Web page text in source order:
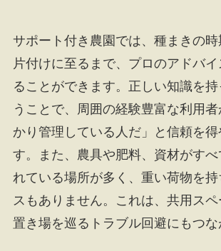
サポート付き農園では、種まきの時
片付けに至るまで、プロのアドバ
ることができます。正しい知識を
うことで、周囲の経験豊富な利用
かり管理している人だ」と信頼を得
す。また、農具や肥料、資材がすべ
れている場所が多く、重い荷物を
スもありません。これは、共用ス
置き場を巡るトラブル回避にもつな